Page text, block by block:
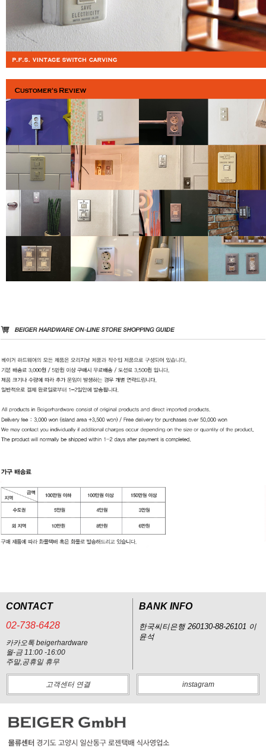
CONTACT
02-738-6428
카카오톡 beigerhardware
월-금 11:00 -16:00
주말,공휴일 휴무
BANK INFO
한국씨티은행 260130-88-26101 이
윤석
고객센터 연결 instagram